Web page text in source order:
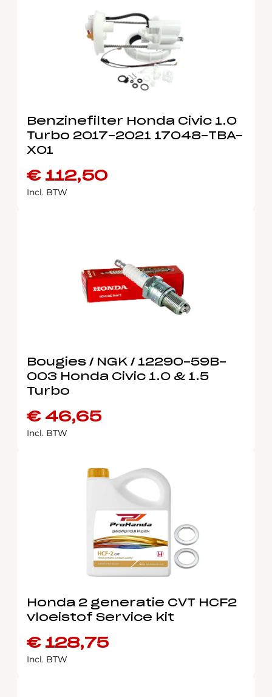
Benzinefilter Honda Civic 1.0
Turbo 2017-2021 17048-TBA-
X01
€112,50
Incl. BTW
Bougies / NGK / 12290-59B-
003 Honda Civic 1.0 & 1.5
Turbo
€46,65
Incl. BTW
Honda 2 generatie CVT HCF2
vloeistof Service kit
€128,75
Incl. BTW